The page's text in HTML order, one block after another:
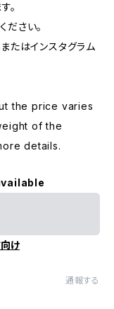
。
さい。
たはインスタグラム
the price varies
of the
details.
け
通報する